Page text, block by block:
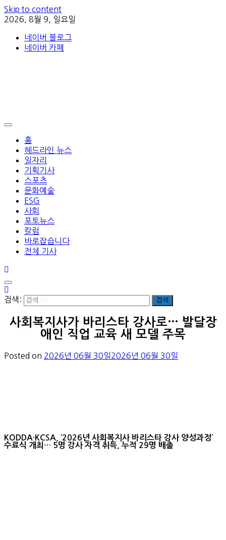
Skip to content
2026, 8월 9, 일요일
네이버 블로그
네이버 카페
홈
헤드라인 뉴스
일자리
기획기사
스포츠
문화예술
ESG
사회
포토뉴스
칼럼
바로잡습니다
전체 기사
검색:
사회복지사가 바리스타 강사로… 발달장
애인 직업 교육 새 모델 주목
Posted on 2026년 06월 30일2026년 06월 30일
KODDA·KCSA, ‘2026년 사회복지사 바리스타 강사 양성과정’
수료식 개최… 5명 강사 자격 취득, 누적 29명 배출